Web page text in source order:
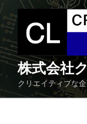
コ
ン
テ
ン
ツ
株式会社
クリエイティブな